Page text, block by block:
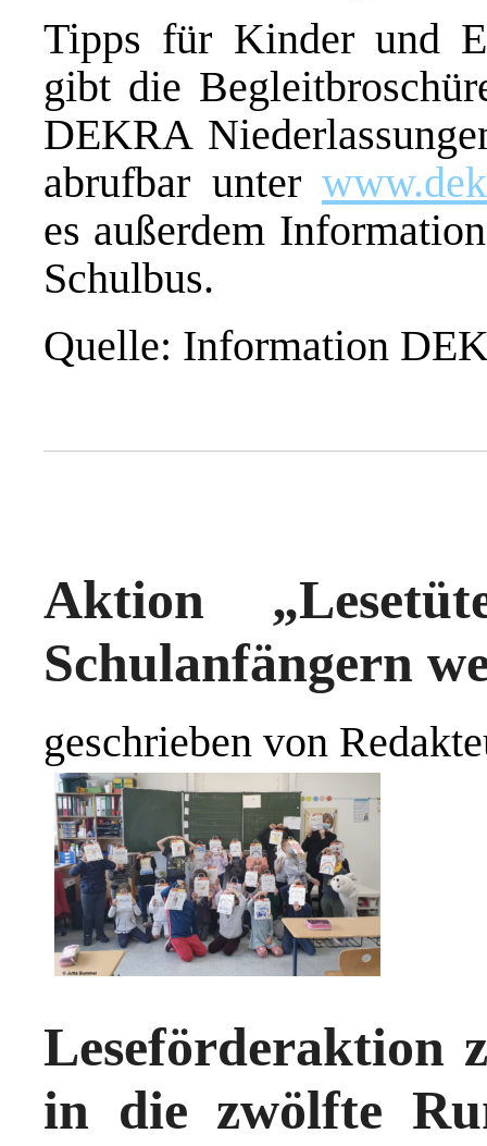
Tipps für Kinder und
gibt die
DEKRA
abrufbar unter
es außerdem
Schulbus.
Quelle: Information
Aktion
Schulanfängern
geschrieben von
Leseförderaktion
in die zwölfte